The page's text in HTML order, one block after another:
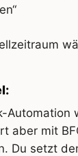
Automation
aber mit
Du setzt